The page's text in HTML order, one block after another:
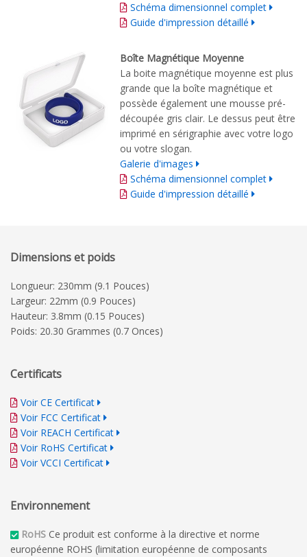
Schéma dimensionnel complet
Guide d'impression détaillé
Boîte Magnétique Moyenne
La boite magnétique moyenne est plus
grande que la boîte magnétique et
possède également une mousse pré-
découpée gris clair. Le dessus peut être
imprimé en sérigraphie avec votre logo
ou votre slogan.
Galerie d'images
Schéma dimensionnel complet
Guide d'impression détaillé
Dimensions et poids
Longueur: 230mm (9.1 Pouces)
Largeur: 22mm (0.9 Pouces)
Hauteur: 3.8mm (0.15 Pouces)
Poids: 20.30 Grammes (0.7 Onces)
Certificats
Voir CE Certificat
Voir FCC Certificat
Voir REACH Certificat
Voir RoHS Certificat
Voir VCCI Certificat
Environnement
RoHS Ce produit est conforme à la directive et norme
européenne ROHS (limitation européenne de composants